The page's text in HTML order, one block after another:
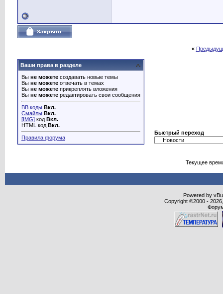
«
Ваши права в разделе
Вы не можете создавать новые темы
Вы не можете отвечать в темах
Вы не можете прикреплять вложения
Вы не можете редактировать свои сообщения
BB коды Вкл.
Смайлы Вкл.
[IMG] код Вкл.
HTML код Вкл.
Правила форума
Быстрый переход
Текущее
Powered by
Copyright ©2000 -